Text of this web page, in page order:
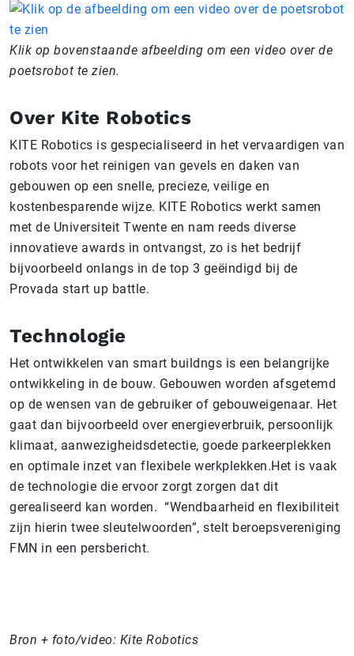
Klik op bovenstaande afbeelding om een video over de
poetsrobot te zien.
Over Kite Robotics
KITE Robotics is gespecialiseerd in het vervaardigen van
robots voor het reinigen van gevels en daken van
gebouwen op een snelle, precieze, veilige en
kostenbesparende wijze. KITE Robotics werkt samen
met de Universiteit Twente en nam reeds diverse
innovatieve awards in ontvangst, zo is het bedrijf
bijvoorbeeld onlangs in de top 3 geëindigd bij de
Provada start up battle.
Technologie
Het ontwikkelen van smart buildngs is een belangrijke
ontwikkeling in de bouw. Gebouwen worden afsgetemd
op de wensen van de gebruiker of gebouweigenaar. Het
gaat dan bijvoorbeeld over energieverbruik, persoonlijk
klimaat, aanwezigheidsdetectie, goede parkeerplekken
en optimale inzet van flexibele werkplekken.Het is vaak
de technologie die ervoor zorgt zorgen dat dit
gerealiseerd kan worden. “Wendbaarheid en flexibiliteit
zijn hierin twee sleutelwoorden”, stelt beroepsvereniging
FMN in een persbericht.
Bron + foto/video: Kite Robotics